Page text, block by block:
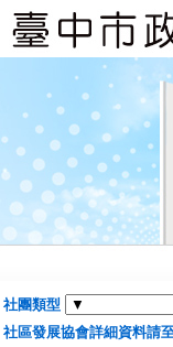
社團類型
社區發展協會詳細資料請